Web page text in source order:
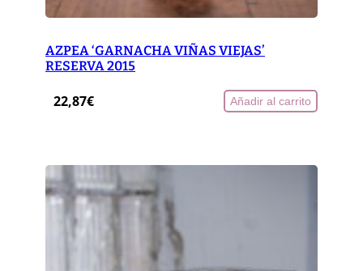
AZPEA ‘GARNACHA VIÑAS VIEJAS’
RESERVA 2015
22,87€ Añadir al carrito